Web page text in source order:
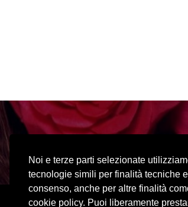
Noi e terze parti selezionate
tecnologie simili per finalità tecniche
consenso, anche per altre finalità
cookie policy. Puoi liberamente